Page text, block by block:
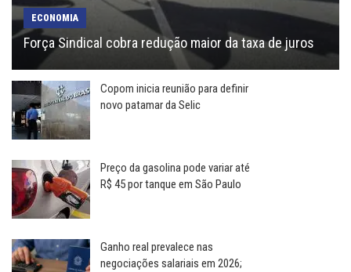
ECONOMIA
Força Sindical cobra redução maior da taxa de juros
Copom inicia reunião para definir
novo patamar da Selic
Preço da gasolina pode variar até
R$ 45 por tanque em São Paulo
Ganho real prevalece nas
negociações salariais em 2026;